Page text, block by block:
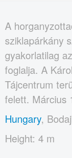
A
sziklapárkány
gyakorlatilag
foglalja. A
Tájcentrum
felett. Március
Hungary,
Height: 4 m